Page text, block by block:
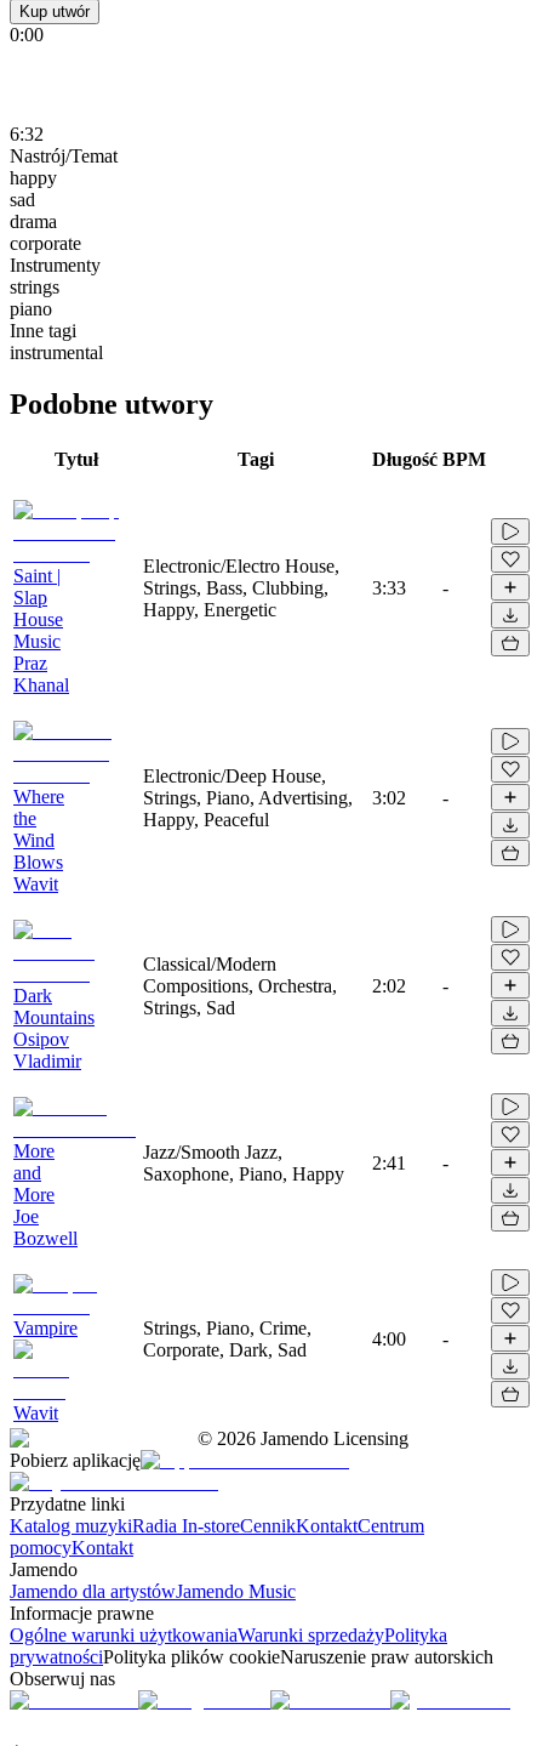
Kup utwór
0:00
6:32
Nastrój/Temat
happy
sad
drama
corporate
Instrumenty
strings
piano
Inne tagi
instrumental
Podobne utwory
Tytuł Tagi Długość BPM
Saint |
Slap
House
Music
Praz
Khanal
Electronic/Electro House,
Strings, Bass, Clubbing,
Happy, Energetic
3:33 -
Where
the
Wind
Blows
Wavit
Electronic/Deep House,
Strings, Piano, Advertising,
Happy, Peaceful
3:02 -
Dark
Mountains
Osipov
Vladimir
Classical/Modern
Compositions, Orchestra,
Strings, Sad
2:02 -
More
and
More
Joe
Bozwell
Jazz/Smooth Jazz,
Saxophone, Piano, Happy
2:41 -
Vampire
Wavit
Strings, Piano, Crime,
Corporate, Dark, Sad
4:00 -
© 2026 Jamendo Licensing
Pobierz aplikację
Przydatne linki
Katalog muzykiRadia In-storeCennikKontaktCentrum
pomocyKontakt
Jamendo
Jamendo dla artystówJamendo Music
Informacje prawne
Ogólne warunki użytkowaniaWarunki sprzedażyPolityka
prywatnościPolityka plików cookieNaruszenie praw autorskich
Obserwuj nas